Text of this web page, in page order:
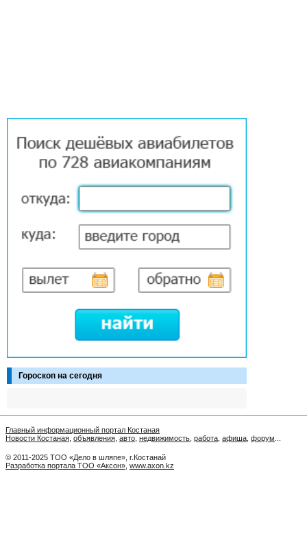
Гороскоп на сегодня
Главный информационный портал Костаная
Новости Костаная объявления авто недвижимость работа афиша форум
© 2011-2025 ТОО «Дело в шляпе», г.Костанай
Разработка портала ТОО «Аксон» www.axon.kz